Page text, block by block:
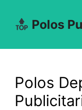
contenidoPolos
Polos